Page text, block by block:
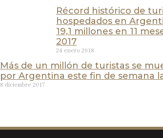
Récord histórico de
hospedados en
19,1 millones en 11
2017
24 enero 2018
Más de un millón de turistas se
por Argentina este fin de semana
8 diciembre 2017